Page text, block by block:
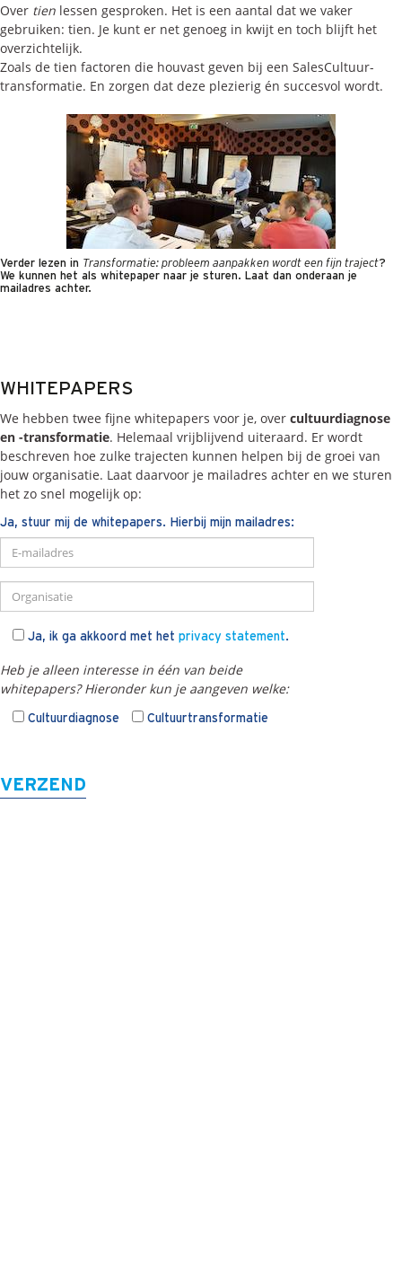
Over tien lessen gesproken. Het is een aantal dat we vaker
gebruiken: tien. Je kunt er net genoeg in kwijt en toch blijft het
overzichtelijk.
Zoals de tien factoren die houvast geven bij een SalesCultuur-
transformatie. En zorgen dat deze plezierig én succesvol wordt.
Verder lezen in Transformatie: probleem aanpakken wordt een fijn traject?
We kunnen het als whitepaper naar je sturen. Laat dan onderaan je
mailadres achter.
WHITEPAPERS
We hebben twee fijne whitepapers voor je, over cultuurdiagnose
en -transformatie. Helemaal vrijblijvend uiteraard. Er wordt
beschreven hoe zulke trajecten kunnen helpen bij de groei van
jouw organisatie. Laat daarvoor je mailadres achter en we sturen
het zo snel mogelijk op:
Ja, stuur mij de whitepapers. Hierbij mijn mailadres:
Ja, ik ga akkoord met het privacy statement.
Heb je alleen interesse in één van beide
whitepapers? Hieronder kun je aangeven welke:
Cultuurdiagnose Cultuurtransformatie
VERZEND